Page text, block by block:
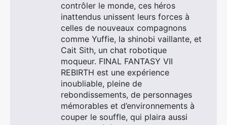
contrôler le monde, ces héros
inattendus unissent leurs forces à
celles de nouveaux compagnons
comme Yuffie, la shinobi vaillante, et
Cait Sith, un chat robotique
moqueur. FINAL FANTASY VII
REBIRTH est une expérience
inoubliable, pleine de
rebondissements, de personnages
mémorables et d’environnements à
couper le souffle, qui plaira aussi